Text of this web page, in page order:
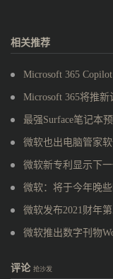
相关推荐
Microsoft 365
Microsoft 365将推
最强Surface笔记本
微软也出电脑管家
微软新专利显示下
微软：将于今年晚
微软发布2021财年
微软推出数字刊物
评论 抢沙发